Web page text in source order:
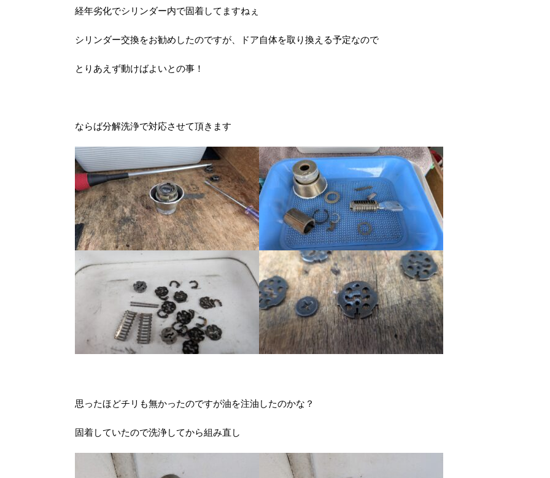
経年劣化でシリンダー内で固着してますねぇ
シリンダー交換をお勧めしたのですが、ドア自体を取り換える予定なので
とりあえず動けばよいとの事！
ならば分解洗浄で対応させて頂きます
思ったほどチリも無かったのですが油を注油したのかな？
固着していたので洗浄してから組み直し